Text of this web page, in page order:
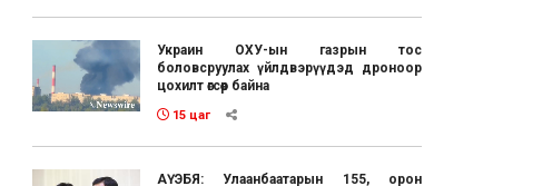
Украин ОХУ-ын газрын тос
боловсруулах үйлдвэрүүдэд дроноор
цохилт өгсөөр байна
15 цаг
АҮЭБЯ: Улаанбаатарын 155, орон